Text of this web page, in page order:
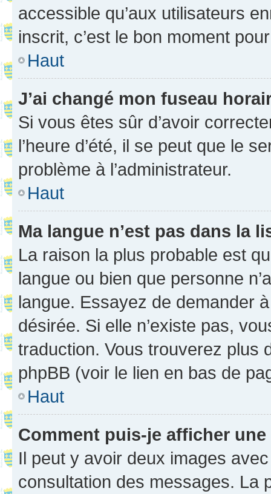
accessible qu’aux utilisateurs
inscrit, c’est le bon moment
Haut
J’ai changé mon fuseau
Si vous êtes sûr d’avoir
l’heure d’été, il se peut que le
problème à l’administrateur.
Haut
Ma langue n’est pas dans la
La raison la plus probable est
langue ou bien que personne
langue. Essayez de demander
désirée. Si elle n’existe pas,
traduction. Vous trouverez plus
phpBB (voir le lien en bas de
Haut
Comment puis-je afficher
Il peut y avoir deux images
consultation des messages. La